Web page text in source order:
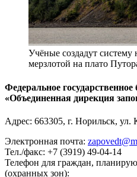
Учёные создадут систему
мерзлотой на плато
Федеральное
Адрес:663305, г.Норильск ,ул.
Электронная почта:
Телефон для граждан,
(охранных зон):
+7 (3919) 49-04-14 (Доб. 204)